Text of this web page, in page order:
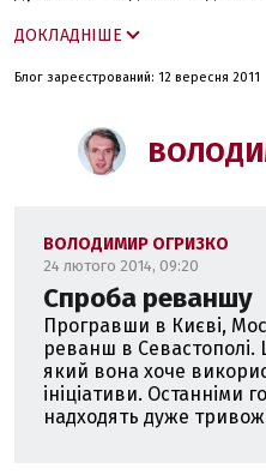
України до європейських
євроатлантичних структур.
того, щоб ми усі
гордими від розуміння
майбутнє України є дуже
ДОКЛАДНІШЕ
Блог зареєстрований: 12 вересня 2011
ВОЛОДИМИР ОГРИЗКО
24 лютого 2014, 09:20
Спроба реваншу
Програвши в Києві,
реванш в Севастополі.
який вона хоче
ініціативи. Останніми
надходять дуже